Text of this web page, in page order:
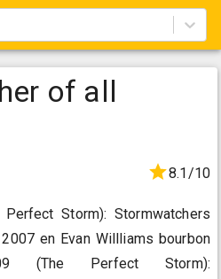
of all
8.1/10
Storm): Stormwatchers
en Evan Willliams bourbon
(The Perfect Storm):